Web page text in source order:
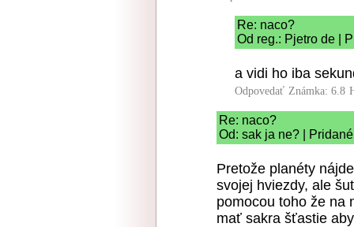
Re: naco?
Od reg.: Pjetro de |
a vidi ho iba
Odpovedať Známka: 6.8
Re: naco?
Od: sak ja ne? |
Pretože planéty
svojej hviezdy, ale
pomocou toho že na
mať sakra šťastie